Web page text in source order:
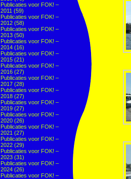
Publicaties voor FOK! –
2011 (59)
Publicaties voor FOK! –
2012 (58)
Publicaties voor FOK! –
2013 (50)
Publicaties voor FOK! –
2014 (16)
Publicaties voor FOK! –
2015 (21)
Publicaties voor FOK! –
2016 (27)
Publicaties voor FOK! –
2017 (28)
Publicaties voor FOK! –
2018 (27)
Publicaties voor FOK! –
2019 (27)
Publicaties voor FOK! –
2020 (26)
Publicaties voor FOK! –
2021 (27)
Publicaties voor FOK! –
2022 (29)
Publicaties voor FOK! –
2023 (31)
Publicaties voor FOK! –
2024 (26)
Publicaties voor FOK! –